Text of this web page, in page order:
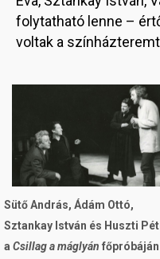
folytatható lenne –
voltak a
Image
Sütő András, Ádám Ottó,
Sztankay István és Huszti
a Csillag a máglyán